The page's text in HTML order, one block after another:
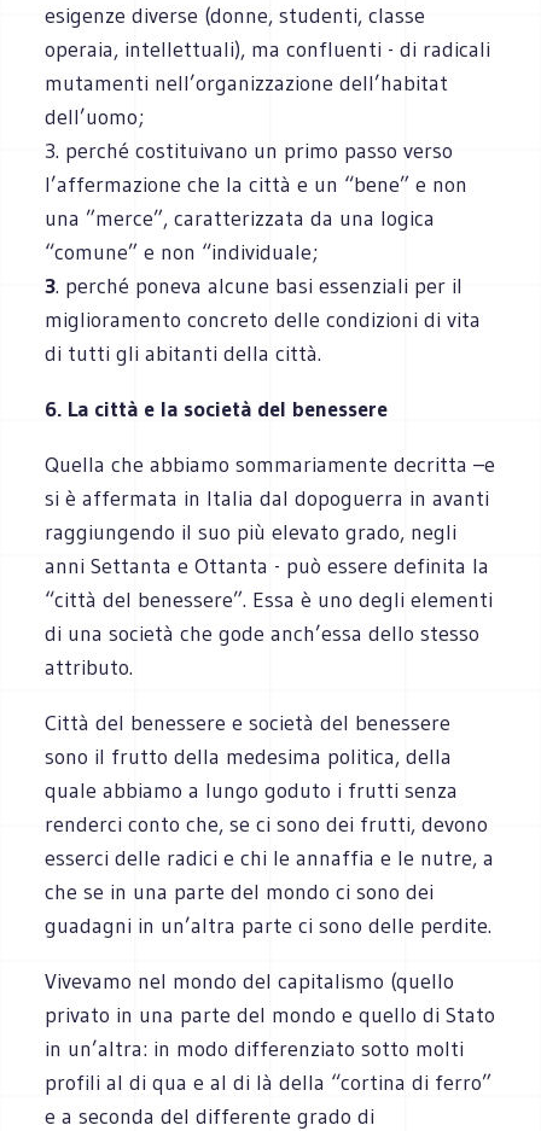
esigenze diverse (donne, studenti, classe
operaia, intellettuali), ma confluenti - di radicali
mutamenti nell’organizzazione dell’habitat
dell’uomo;
3. perché costituivano un primo passo verso
l’affermazione che la città e un “bene” e non
una ”merce”, caratterizzata da una logica
“comune” e non “individuale;
3. perché poneva alcune basi essenziali per il
miglioramento concreto delle condizioni di vita
di tutti gli abitanti della città.
6. La città e la società del benessere
Quella che abbiamo sommariamente decritta –e
si è affermata in Italia dal dopoguerra in avanti
raggiungendo il suo più elevato grado, negli
anni Settanta e Ottanta - può essere definita la
“città del benessere”. Essa è uno degli elementi
di una società che gode anch’essa dello stesso
attributo.
Città del benessere e società del benessere
sono il frutto della medesima politica, della
quale abbiamo a lungo goduto i frutti senza
renderci conto che, se ci sono dei frutti, devono
esserci delle radici e chi le annaffia e le nutre, a
che se in una parte del mondo ci sono dei
guadagni in un’altra parte ci sono delle perdite.
Vivevamo nel mondo del capitalismo (quello
privato in una parte del mondo e quello di Stato
in un’altra: in modo differenziato sotto molti
profili al di qua e al di là della “cortina di ferro”
e a seconda del differente grado di